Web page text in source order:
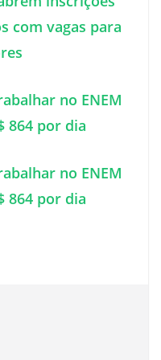
com vagas para
no ENEM
864 por dia
no ENEM
864 por dia